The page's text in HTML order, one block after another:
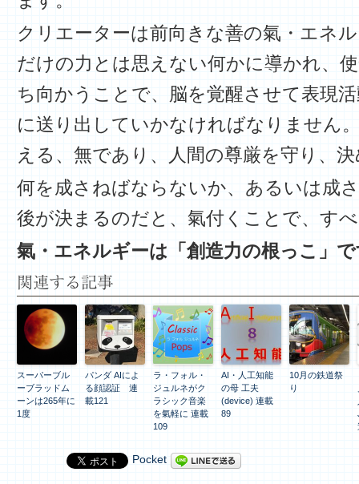
クリエーターは前向きな善の氣・エネ
だけの力とは思えない何かに導かれ、
ち向かうことで、脳を覚醒させて表現
に送り出していかなければなりません
える、無であり、人間の尊厳を守り、
何を成さねばならないか、あるいは成
後が決まるのだと、氣付くことで、す
氣・エネルギーは「創造力の根っこ」
関連する記事
スーパーブル
ーブラッドム
ーンは265年に
1度
パンダ AIによ
る顔認証 連
載121
ラ・フォル・
ジュルネがク
ラシック音楽
を氣軽に 連載
109
AI・人工知能
の母 工夫
(device) 連載
89
10月の鉄道祭
り
Pocket